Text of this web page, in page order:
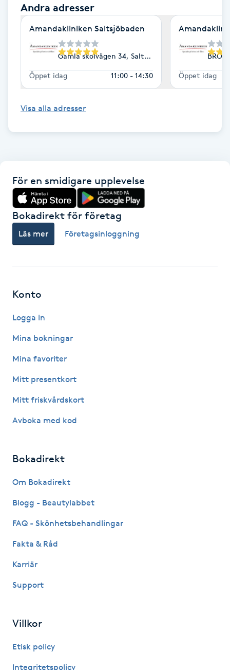
Hårbottenbehandling
Hårförlängning
Hårvård
Hälsprickor
IPL hårborttagning
Japansk massage
K18
Kemisk peeling
Keratinbehandling
Kinesiologi
Kinesisk medicin
Klangmassage
Klippning
Klippning ungdom
Andra adresser
Amandakliniken Saltsjöbaden
Gamla skolvägen 34, Saltsjöbaden
Öppet idag 11:00 - 14:30 Öppet idag
Visa alla adresser
För en smidigare upplevelse
Bokadirekt för företag
Läs mer Företagsinloggning
Konto
Logga in
Mina bokningar
Mina favoriter
Mitt presentkort
Mitt friskvårdskort
Avboka med kod
Bokadirekt
Om Bokadirekt
Blogg - Beautylabbet
FAQ - Skönhetsbehandlingar
Fakta & Råd
Karriär
Support
Villkor
Etisk policy
Integritetspolicy